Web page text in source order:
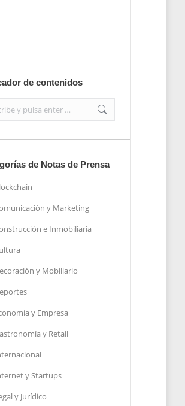
de contenidos
de Notas de Prensa
y Marketing
e Inmobiliaria
y Mobiliario
y Empresa
y Retail
y Startups
y Jurídico